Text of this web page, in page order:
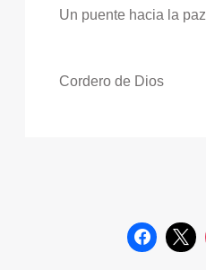
Un puente hacia la paz
Cordero de Dios